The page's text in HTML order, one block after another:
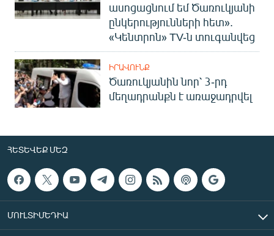
ասոցացնում եմ Ծառուկյանի
ընկերությունների հետ».
«Կենտրոն» TV-ն տուգանվեց
ԻՐԱՎՈՒՆՔ
Ծառուկյանին նոր՝ 3-րդ
մեղադրանքն է առաջադրվել
ՀԵՏԵՎԵՔ ՄԵԶ
ՄՈՒԼՏԻՄԵԴԻԱ